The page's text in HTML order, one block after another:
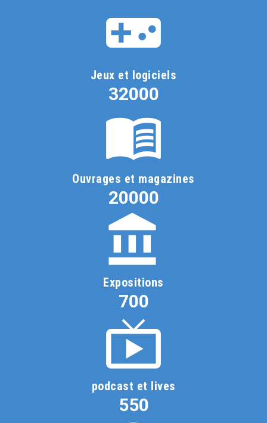
Jeux et logiciels
32000
Ouvrages et magazines
20000
Expositions
700
podcast et lives
550